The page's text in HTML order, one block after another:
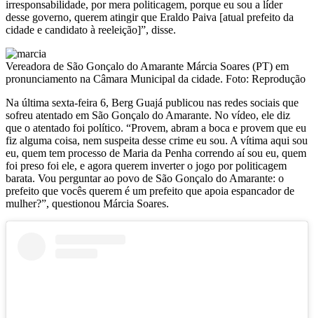
irresponsabilidade, por mera politicagem, porque eu sou a líder
desse governo, querem atingir que Eraldo Paiva [atual prefeito da
cidade e candidato à reeleição]”, disse.
Vereadora de São Gonçalo do Amarante Márcia Soares (PT) em
pronunciamento na Câmara Municipal da cidade. Foto: Reprodução
Na última sexta-feira 6, Berg Guajá publicou nas redes sociais que
sofreu atentado em São Gonçalo do Amarante. No vídeo, ele diz
que o atentado foi político. “Provem, abram a boca e provem que eu
fiz alguma coisa, nem suspeita desse crime eu sou. A vítima aqui sou
eu, quem tem processo de Maria da Penha correndo aí sou eu, quem
foi preso foi ele, e agora querem inverter o jogo por politicagem
barata. Vou perguntar ao povo de São Gonçalo do Amarante: o
prefeito que vocês querem é um prefeito que apoia espancador de
mulher?”, questionou Márcia Soares.